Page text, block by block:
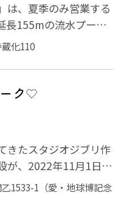
は、夏季のみ営業する
長155mの流水プール
ライダープール...
化110
ク
きたスタジオジブリ作
が、2022年11月1日
ロパーク）」内に...
1533-1（愛・地球博記念